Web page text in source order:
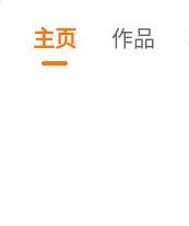
主页 作品